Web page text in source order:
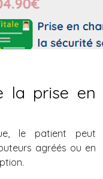
la prise en
le patient peut
agréés ou en